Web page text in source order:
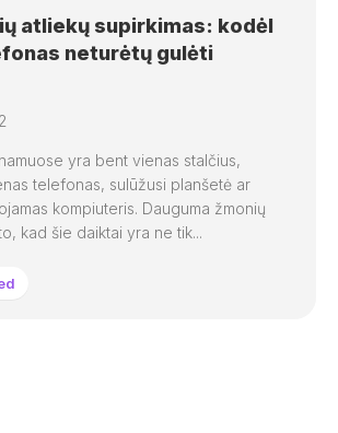
atliekų supirkimas: kodėl
neturėtų gulėti
yra bent vienas stalčius,
telefonas, sulūžusi planšetė ar
kompiuteris. Dauguma žmonių
kad šie daiktai yra ne tik...